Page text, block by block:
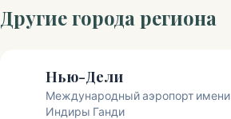
Другие города региона
Нью-Дели
Международный аэропорт имени
Индиры Ганди